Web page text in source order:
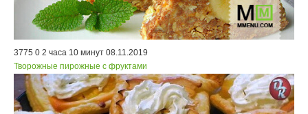
3775 0 2 часа 10 минут 08.11.2019
Творожные пирожные с фруктами